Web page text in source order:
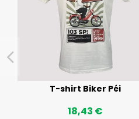
T-shirt Biker Péi
18,43 €